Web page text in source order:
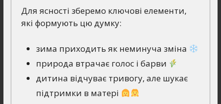
Для ясності зберемо ключові елементи,
які формують цю думку:
зима приходить як неминуча зміна
природа втрачає голос і барви
дитина відчуває тривогу, але шукає
підтримки в матері